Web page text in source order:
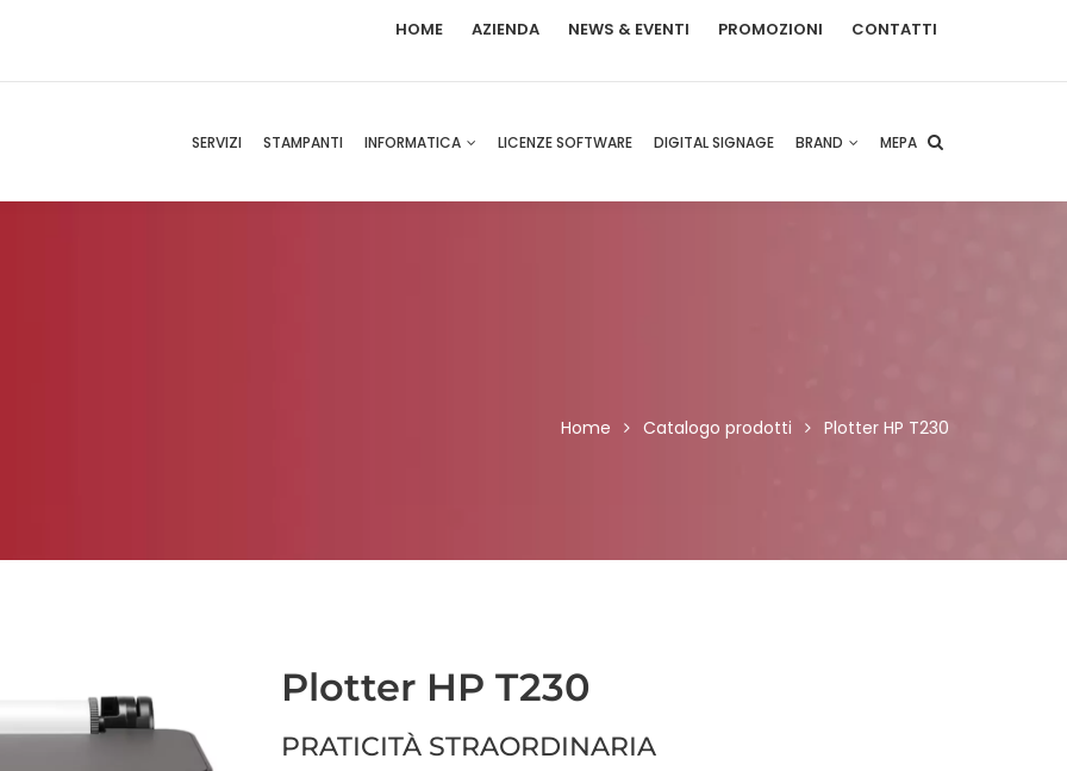
HOME AZIENDA NEWS & EVENTI PROMOZIONI CONTATTI
SERVIZI STAMPANTI INFORMATICA LICENZE SOFTWARE DIGITAL SIGNAGE BRAND MEPA
Home Catalogo prodotti Plotter HP T230
Plotter HP T230
PRATICITÀ STRAORDINARIA